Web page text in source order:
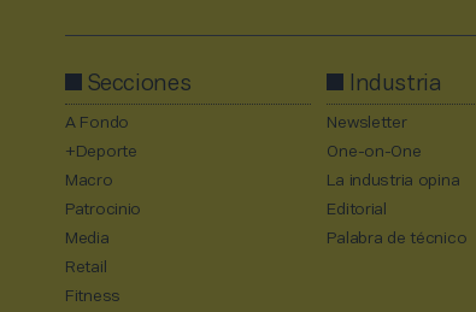
Secciones
A Fondo
+Deporte
Macro
Patrocinio
Media
Retail
Fitness
Industria
Newsletter
One-on-One
La industria opina
Editorial
Palabra de técnico